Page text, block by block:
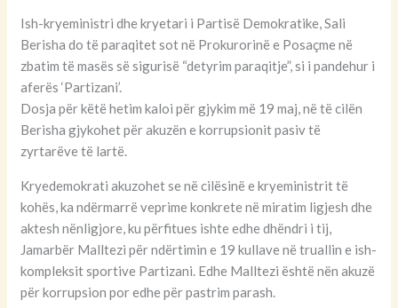
Ish-kryeministri dhe kryetari i Partisë Demokratike, Sali
Berisha do të paraqitet sot në Prokurorinë e Posaçme në
zbatim të masës së sigurisë “detyrim paraqitje”, si i pandehur i
aferës ‘Partizani’.
Dosja për këtë hetim kaloi për gjykim më 19 maj, në të cilën
Berisha gjykohet për akuzën e korrupsionit pasiv të
zyrtarëve të lartë.
Kryedemokrati akuzohet se në cilësinë e kryeministrit të
kohës, ka ndërmarrë veprime konkrete në miratim ligjesh dhe
aktesh nënligjore, ku përfitues ishte edhe dhëndri i tij,
Jamarbër Malltezi për ndërtimin e 19 kullave në truallin e ish-
kompleksit sportive Partizani. Edhe Malltezi është nën akuzë
për korrupsion por edhe për pastrim parash.